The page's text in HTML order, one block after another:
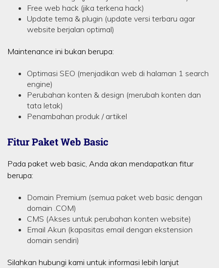
Free web hack (jika terkena hack)
Update tema & plugin (update versi terbaru agar
website berjalan optimal)
Maintenance ini bukan berupa:
Optimasi SEO (menjadikan web di halaman 1 search
engine)
Perubahan konten & design (merubah konten dan
tata letak)
Penambahan produk / artikel
Fitur Paket Web Basic
Pada paket web basic, Anda akan mendapatkan fitur
berupa:
Domain Premium (semua paket web basic dengan
domain .COM)
CMS (Akses untuk perubahan konten website)
Email Akun (kapasitas email dengan ekstension
domain sendiri)
Silahkan hubungi kami untuk informasi lebih lanjut